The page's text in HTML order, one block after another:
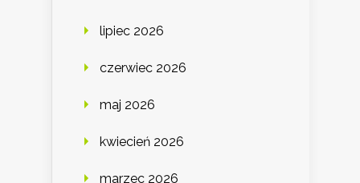
lipiec 2026
czerwiec 2026
maj 2026
kwiecień 2026
marzec 2026